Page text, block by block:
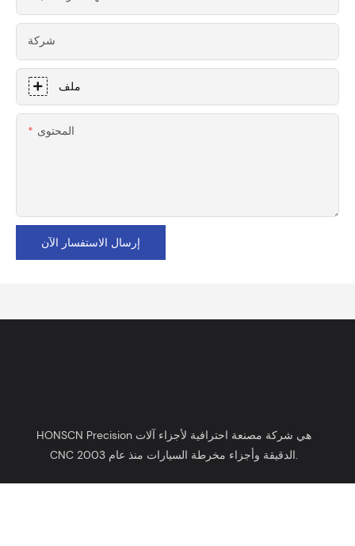
شركة
ملف
المحتوى
إرسال الاستفسار الآن
HONSCN Precision هي شركة مصنعة احترافية لأجزاء آلات
CNC الدقيقة وأجزاء مخرطة السيارات منذ عام 2003.